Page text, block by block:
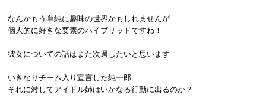
なんかもう単純に趣味の世界かもしれませんが
個人的に好きな要素のハイブリッドですね！
彼女についての話はまた次週したいと思います
いきなりチーム入り宣言した純一郎
それに対してアイドル姉はいかなる行動に出るのか？